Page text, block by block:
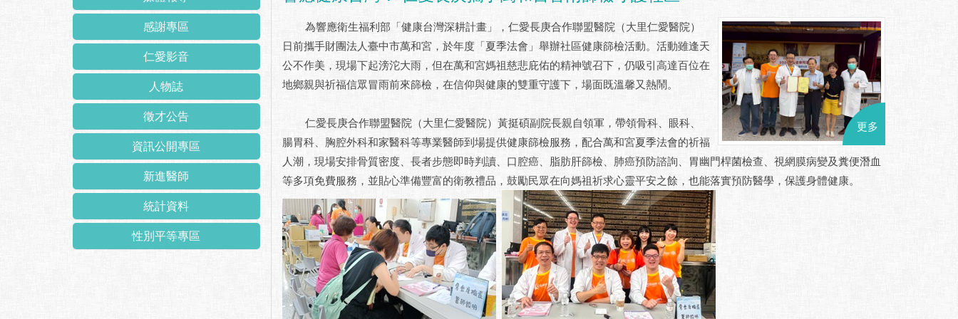
感謝專區
仁愛影音
人物誌
徵才公告
資訊公開專區
新進醫師
統計資料
性別平等專區
更多
為響應衛生福利部「健康台灣深耕計畫」，仁愛長庚合作聯盟醫院（大里仁愛醫院）
日前攜手財團法人臺中市萬和宮，於年度「夏季法會」舉辦社區健康篩檢活動。活動雖逢天
公不作美，現場下起滂沱大雨，但在萬和宮媽祖慈悲庇佑的精神號召下，仍吸引高達百位在
地鄉親與祈福信眾冒雨前來篩檢，在信仰與健康的雙重守護下，場面既溫馨又熱鬧。
仁愛長庚合作聯盟醫院（大里仁愛醫院）黃挺碩副院長親自領軍，帶領骨科、眼科、
腸胃科、胸腔外科和家醫科等專業醫師到場提供健康篩檢服務，配合萬和宮夏季法會的祈福
人潮，現場安排骨質密度、長者步態即時判讀、口腔癌、脂肪肝篩檢、肺癌預防諮詢、胃幽門桿菌檢查、視網膜病變及糞便潛血
等多項免費服務，並貼心準備豐富的衛教禮品，鼓勵民眾在向媽祖祈求心靈平安之餘，也能落實預防醫學，保護身體健康。